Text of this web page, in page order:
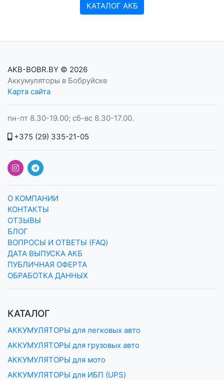
КАТАЛОГ АКБ
AKB-BOBR.BY © 2026
Аккумуляторы в Бобруйске
Карта сайта
пн-пт 8.30-19.00; сб-вс 8.30-17.00.
+375 (29) 335-21-05
О КОМПАНИИ
КОНТАКТЫ
ОТЗЫВЫ
БЛОГ
ВОПРОСЫ И ОТВЕТЫ (FAQ)
ДАТА ВЫПУСКА АКБ
ПУБЛИЧНАЯ ОФЕРТА
ОБРАБОТКА ДАННЫХ
КАТАЛОГ
АККУМУЛЯТОРЫ для легковых авто
АККУМУЛЯТОРЫ для грузовых авто
АККУМУЛЯТОРЫ для мото
АККУМУЛЯТОРЫ для ИБП (UPS)